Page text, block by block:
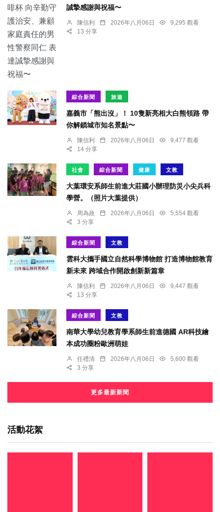
誠摯感謝與祝福〜
陳信利 2026年八月06日
9,295 觀看
13 分享
綜合新聞 旅遊
嘉義市「熊出沒」！ 10隻新亮相大白熊領路 帶
你解鎖城市知名景點〜
陳信利 2026年八月06日
9,477 觀看
14 分享
社會 綜合新聞 健康 文教
大葉環安系師生前進大莊國小辦理防災小尖兵科
學營。（照片大葉提供）
周為政 2026年八月06日
5,554 觀看
3 分享
綜合新聞 文教
雲科大攜手國立自然科學博物館 打造博物館教育
新未來 跨域合作開啟創新新篇章
陳信利 2026年八月06日
9,447 觀看
13 分享
綜合新聞 文教
南華大學幼兒教育學系師生前進德國 AR科技繪
本成功圈粉歐洲萌娃
任禮清 2026年八月06日
5,600 觀看
3 分享
更多最新新聞
活動花絮